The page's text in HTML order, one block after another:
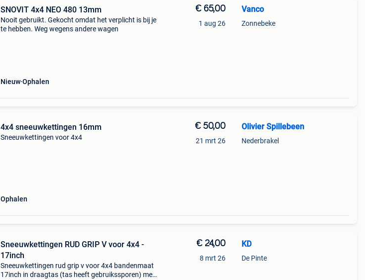
SNOVIT 4x4 NEO 480 13mm
Nooit gebruikt. Gekocht omdat het verplicht is bij je
te hebben. Weg wegens andere wagen
Nieuw Ophalen
€ 65,00
1 aug 26
Vanco
Zonnebeke
4x4 sneeuwkettingen 16mm
Sneeuwkettingen voor 4x4
Ophalen
€ 50,00
21 mrt 26
Olivier Spillebeen
Nederbrakel
Sneeuwkettingen RUD GRIP V voor 4x4 -
17inch
Sneeuwkettingen rud grip v voor 4x4 bandenmaat
17inch in draagtas (tas heeft gebruikssporen) met
€ 24,00
8 mrt 26
KD
De Pinte